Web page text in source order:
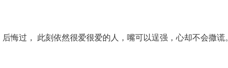
悔过， 此刻依然很爱很爱的人，嘴可以逞强，心却不会撒谎。